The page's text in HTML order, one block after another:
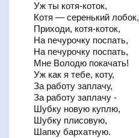
Уж ты котя-коток,
Котя — серенький лобок,
Приходи, котя-коток,
На печурочку поспать,
На печурочку поспать,
Мне Володю покачать!
Уж как я тебе, коту,
За работу заплачу,
За работу заплачу -
Шубку новую куплю,
Шубку плисовую,
Шапку бархатную.